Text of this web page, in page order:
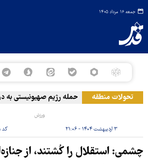
جمعه ۱۶ مرداد ۱۴۰۵
تحولات منطقه حمله رژیم صهیونیستی به دو
ورزش
۳ اردیبهشت ۱۴۰۴ - ۲۱:۰۶ کد
چشمی: استقلال را کُشتند، از